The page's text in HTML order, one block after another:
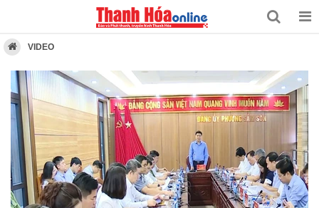
VIDEO